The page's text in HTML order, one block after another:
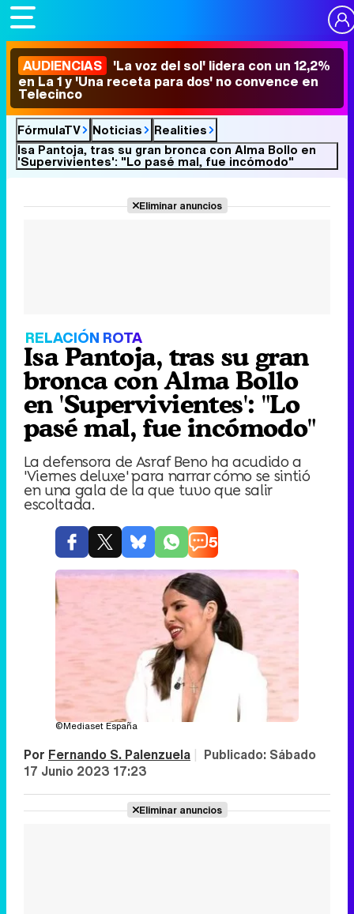
AUDIENCIAS 'La voz del sol' lidera con un 12,2%
en La 1 y 'Una receta para dos' no convence en
Telecinco
FórmulaTV Noticias
Realities
Isa Pantoja, tras su gran bronca con Alma Bollo en
'Supervivientes': "Lo pasé mal, fue incómodo"
Eliminar anuncios
RELACIÓN ROTA
Isa Pantoja, tras su gran
bronca con Alma Bollo
en 'Supervivientes': "Lo
pasé mal, fue incómodo"
La defensora de Asraf Beno ha acudido a
'Viernes deluxe' para narrar cómo se sintió
en una gala de la que tuvo que salir
escoltada.
5
©Mediaset España
Por Fernando S. Palenzuela | Publicado: Sábado
17 Junio 2023 17:23
Eliminar anuncios